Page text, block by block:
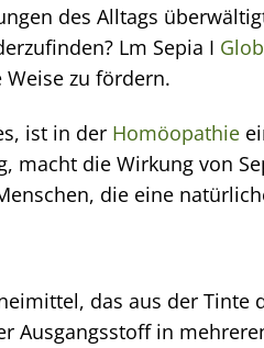
des Alltags
Lm Sepia I
zu fördern.
ist in der Homöopathie
macht die Wirkung von
die eine
das aus der Tinte
Ausgangsstoff in